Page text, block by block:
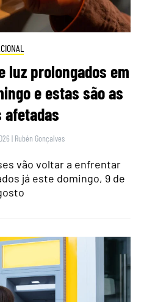
luz prolongados em
e estas são as
afetadas
| Rubén Gonçalves
vão voltar a enfrentar
já este domingo, 9 de